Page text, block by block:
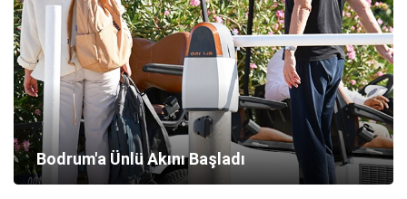
Bodrum'a Ünlü Akını Başladı